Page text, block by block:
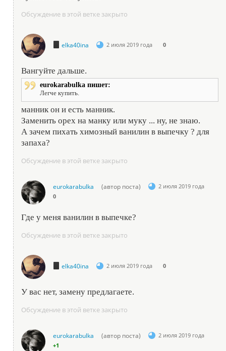
Обсуждение в этой ветке закрыто
elka40ina 2 июля 2019 года 0
Вангуйте дальше.
eurokarabulka пишет:
Легче купить.
манник он и есть манник.
Заменить орех на манку или муку ... ну, не знаю.
А зачем пихать химозный ванилин в выпечку ? для
запаха?
Обсуждение в этой ветке закрыто
eurokarabulka (автор поста)
2 июля 2019 года
0
Где у меня ванилин в выпечке?
Обсуждение в этой ветке закрыто
elka40ina 2 июля 2019 года 0
У вас нет, замену предлагаете.
Обсуждение в этой ветке закрыто
eurokarabulka (автор поста)
2 июля 2019 года
+1